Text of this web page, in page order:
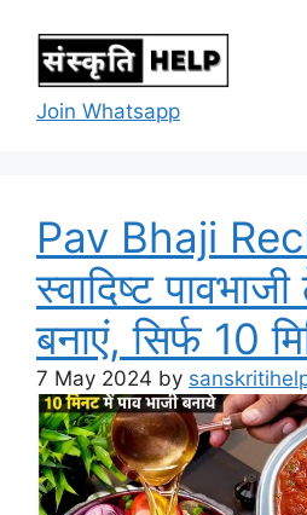
content
Join Whatsapp
Pav Bhaji
स्वादिष्ट
बनाएं, सिर्फ 10
7 May 2024 by